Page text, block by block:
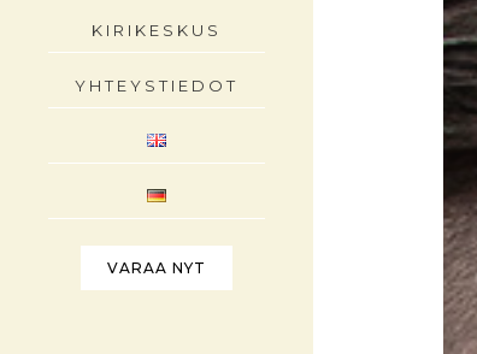
KIRIKESKUS
YHTEYSTIEDOT
VARAA NYT